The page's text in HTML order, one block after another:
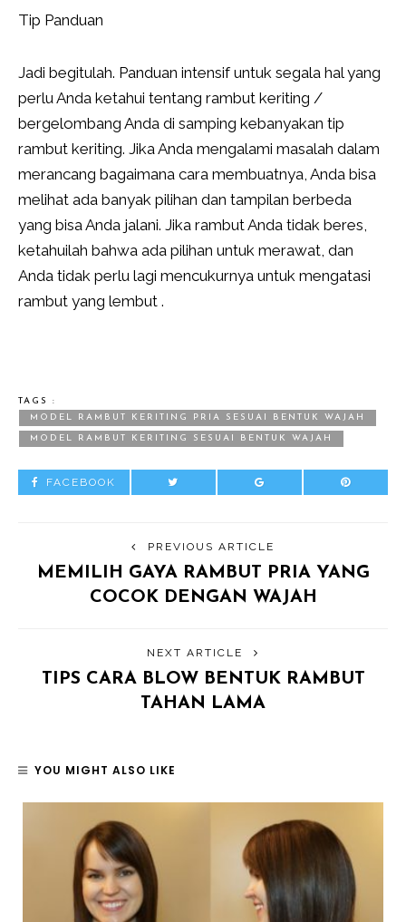
Tip Panduan
Jadi begitulah. Panduan intensif untuk segala hal yang
perlu Anda ketahui tentang rambut keriting /
bergelombang Anda di samping kebanyakan tip
rambut keriting. Jika Anda mengalami masalah dalam
merancang bagaimana cara membuatnya, Anda bisa
melihat ada banyak pilihan dan tampilan berbeda
yang bisa Anda jalani. Jika rambut Anda tidak beres,
ketahuilah bahwa ada pilihan untuk merawat, dan
Anda tidak perlu lagi mencukurnya untuk mengatasi
rambut yang lembut .
TAGS :
MODEL RAMBUT KERITING PRIA SESUAI BENTUK WAJAH
MODEL RAMBUT KERITING SESUAI BENTUK WAJAH
FACEBOOK
PREVIOUS ARTICLE
MEMILIH GAYA RAMBUT PRIA YANG
COCOK DENGAN WAJAH
NEXT ARTICLE
TIPS CARA BLOW BENTUK RAMBUT
TAHAN LAMA
YOU MIGHT ALSO LIKE